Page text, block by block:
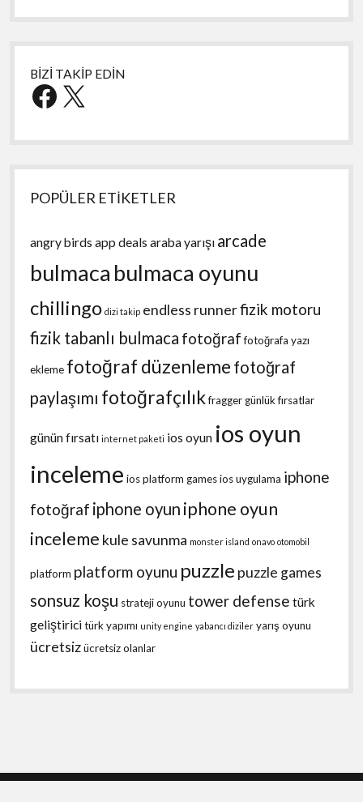
BİZİ TAKİP EDİN
Facebook
X
POPÜLER ETİKETLER
angry birds app deals araba yarışı arcade
bulmaca bulmaca oyunu
chillingo dizi takip endless runnerfizik motoru
fizik tabanlı bulmaca fotoğraf fotoğrafa yazı
ekleme fotoğraf düzenleme fotoğraf
paylaşımı fotoğrafçılıkfraggergünlük fırsatlar
günün fırsatı internet paketi ios oyun ios oyun
inceleme ios platform gamesios uygulama iphone
fotoğraf iphone oyun iphone oyun
inceleme kule savunma monster island onavo otomobil
platform platform oyunu puzzle puzzle games
sonsuz koşu strateji oyunu tower defense türk
geliştiricitürk yapımı unity engine yabancı diziler yarış oyunu
ücretsizücretsiz olanlar